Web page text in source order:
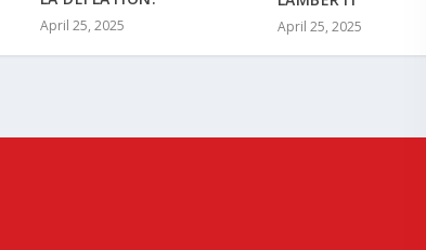
April 25, 2025 April 25, 2025